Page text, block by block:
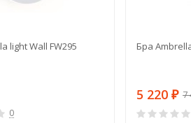
light Wall FW295
0
Бра
5 220 ₽ 7